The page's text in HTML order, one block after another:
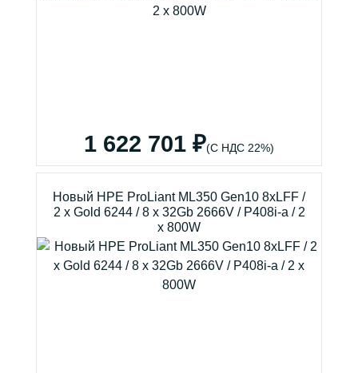
1 622 701 ₽(С НДС 22%)
Новый HPE ProLiant ML350 Gen10 8xLFF /
2 x Gold 6244 / 8 x 32Gb 2666V / P408i-a / 2
x 800W